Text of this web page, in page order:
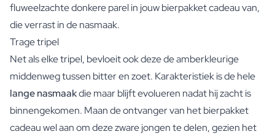
fluweelzachte donkere parel in jouw bierpakket cadeau van,
die verrast in de nasmaak.
Trage tripel
Net als elke tripel, bevloeit ook deze de amberkleurige
middenweg tussen bitter en zoet. Karakteristiek is de hele
lange nasmaakdie maar blijft evolueren nadat hij zacht is
binnengekomen. Maan de ontvanger van het bierpakket
cadeau wel aan om deze zware jongen te delen, gezien het